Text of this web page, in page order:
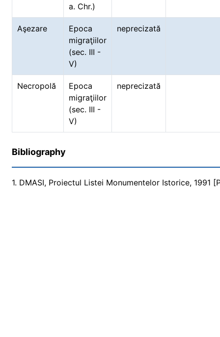
a. Chr.)
Aşezare
Epoca
migraţiilor
(sec. III -
V)
neprecizată
Necropolă
Epoca
migraţiilor
(sec. III -
V)
neprecizată
Bibliography
1. DMASI, Proiectul Listei Monumentelor Istorice, 1991